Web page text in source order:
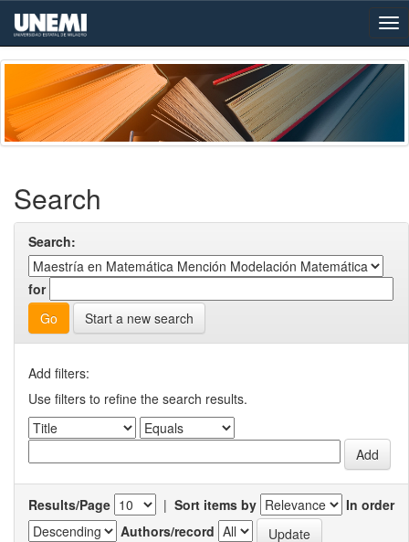
Skip
navigation
Search
Search:
for
Start a new search
Add filters:
Use filters to refine the search results.
Results/Page | Sort items by
In order
Authors/record